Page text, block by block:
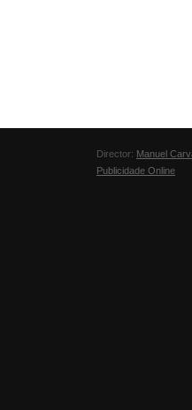
Director: Manuel
Publicidade Online